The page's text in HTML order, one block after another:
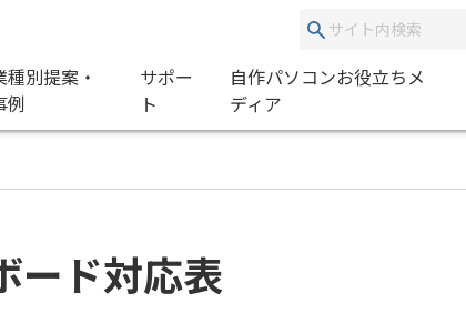
種別提案・
例
サポー
ト
自作パソコンお役立ちメ
ディア
ード対応表